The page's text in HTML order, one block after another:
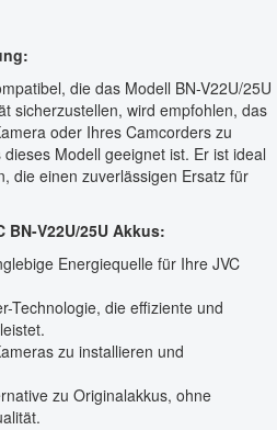
die das Modell BN-V22U/25U
sicherzustellen, wird empfohlen, das
oder Ihres Camcorders zu
Modell geeignet ist. Er ist ideal
die einen zuverlässigen Ersatz für
V22U/25U Akkus:
Energiequelle für Ihre JVC
Technologie, die effiziente und
zu installieren und
zu Originalakkus, ohne